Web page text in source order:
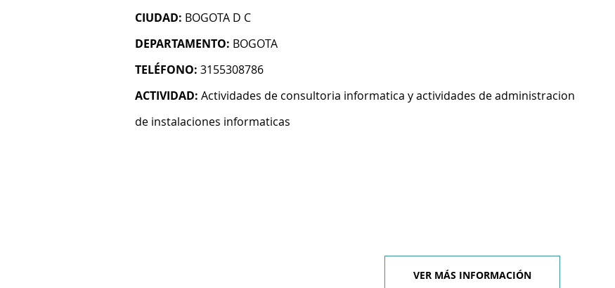
CIUDAD: BOGOTA D C
DEPARTAMENTO: BOGOTA
TELÉFONO: 3155308786
ACTIVIDAD: Actividades de consultoria informatica y actividades de administracion
de instalaciones informaticas
VER MÁS INFORMACIÓN